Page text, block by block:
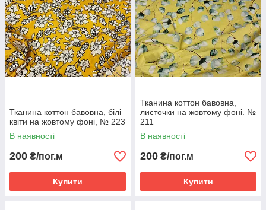
Тканина коттон бавовна, білі
квіти на жовтому фоні, № 223
В наявності
200 ₴/пог.м
Купити
Тканина коттон бавовна,
листочки на жовтому фоні. №
211
В наявності
200 ₴/пог.м
Купити